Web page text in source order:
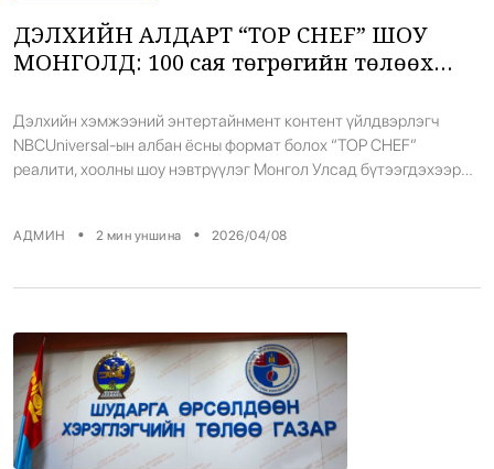
ДЭЛХИЙН АЛДАРТ “TOP CHEF” ШОУ
МОНГОЛД: 100 сая төгрөгийн төлөөх
Дэлхийн хэмжээний энтертайнмент контент үйлдвэрлэгч
NBCUniversal-ын албан ёсны формат болох “TOP CHEF”
реалити, хоолны шоу нэвтрүүлэг Монгол Улсад бүтээгдэхээр
уран бүтээлчид, мэргэжлийн зураг авалтын багуудын
нэгэн шинэ хуудсыг нээх зорилго тавьж байна. Мэргэжлийн
АДМИН • 2 мин уншина • 2026/04/08